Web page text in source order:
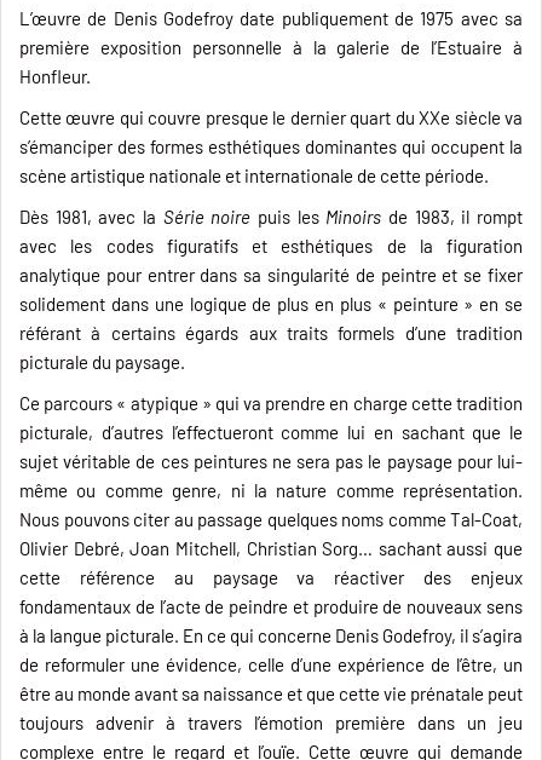
L’œuvre de Denis Godefroy date publiquement de 1975 avec sa
première exposition personnelle à la galerie de l’Estuaire à
Honfleur.
Cette œuvre qui couvre presque le dernier quart du XXe siècle va
s’émanciper des formes esthétiques dominantes qui occupent la
scène artistique nationale et internationale de cette période.
Dès 1981, avec la Série noire puis les Minoirs de 1983, il rompt
avec les codes figuratifs et esthétiques de la figuration
analytique pour entrer dans sa singularité de peintre et se fixer
solidement dans une logique de plus en plus « peinture » en se
référant à certains égards aux traits formels d’une tradition
picturale du paysage.
Ce parcours « atypique » qui va prendre en charge cette tradition
picturale, d’autres l’effectueront comme lui en sachant que le
sujet véritable de ces peintures ne sera pas le paysage pour lui-
même ou comme genre, ni la nature comme représentation.
Nous pouvons citer au passage quelques noms comme Tal-Coat,
Olivier Debré, Joan Mitchell, Christian Sorg… sachant aussi que
cette référence au paysage va réactiver des enjeux
fondamentaux de l’acte de peindre et produire de nouveaux sens
à la langue picturale. En ce qui concerne Denis Godefroy, il s’agira
de reformuler une évidence, celle d’une expérience de l’être, un
être au monde avant sa naissance et que cette vie prénatale peut
toujours advenir à travers l’émotion première dans un jeu
complexe entre le regard et l’ouïe. Cette œuvre qui demande